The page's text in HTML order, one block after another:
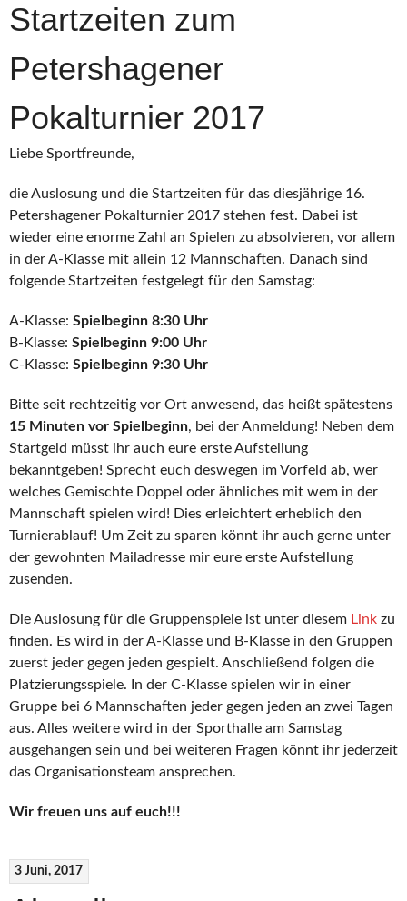
Startzeiten zum
Petershagener
Pokalturnier 2017
Liebe Sportfreunde,
die Auslosung und die Startzeiten für das diesjährige 16.
Petershagener Pokalturnier 2017 stehen fest. Dabei ist
wieder eine enorme Zahl an Spielen zu absolvieren, vor allem
in der A-Klasse mit allein 12 Mannschaften. Danach sind
folgende Startzeiten festgelegt für den Samstag:
A-Klasse: Spielbeginn 8:30 Uhr
B-Klasse: Spielbeginn 9:00 Uhr
C-Klasse: Spielbeginn 9:30 Uhr
Bitte seit rechtzeitig vor Ort anwesend, das heißt spätestens
15 Minuten vor Spielbeginn, bei der Anmeldung! Neben dem
Startgeld müsst ihr auch eure erste Aufstellung
bekanntgeben! Sprecht euch deswegen im Vorfeld ab, wer
welches Gemischte Doppel oder ähnliches mit wem in der
Mannschaft spielen wird! Dies erleichtert erheblich den
Turnierablauf! Um Zeit zu sparen könnt ihr auch gerne unter
der gewohnten Mailadresse mir eure erste Aufstellung
zusenden.
Die Auslosung für die Gruppenspiele ist unter diesem Link zu
finden. Es wird in der A-Klasse und B-Klasse in den Gruppen
zuerst jeder gegen jeden gespielt. Anschließend folgen die
Platzierungsspiele. In der C-Klasse spielen wir in einer
Gruppe bei 6 Mannschaften jeder gegen jeden an zwei Tagen
aus. Alles weitere wird in der Sporthalle am Samstag
ausgehangen sein und bei weiteren Fragen könnt ihr jederzeit
das Organisationsteam ansprechen.
Wir freuen uns auf euch!!!
3 Juni, 2017